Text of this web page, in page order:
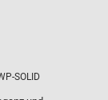
SOLID